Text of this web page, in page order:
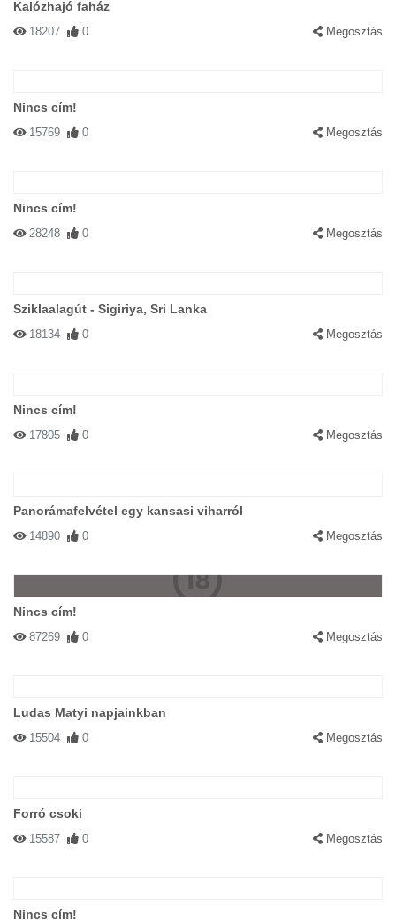
Kalózhajó faház
18207 0 Megosztás
Nincs cím!
15769 0 Megosztás
Nincs cím!
28248 0 Megosztás
Sziklaalagút - Sigiriya, Sri Lanka
18134 0 Megosztás
Nincs cím!
17805 0 Megosztás
Panorámafelvétel egy kansasi viharról
14890 0 Megosztás
Nincs cím!
87269 0 Megosztás
Ludas Matyi napjainkban
15504 0 Megosztás
Forró csoki
15587 0 Megosztás
Nincs cím!